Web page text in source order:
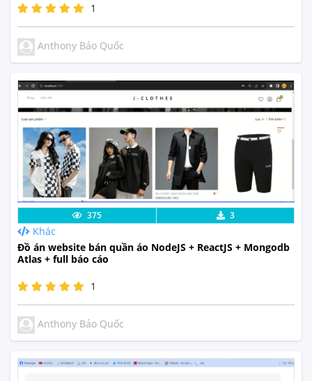
1
Anthony Bảo Quốc
Lưu code Xem Thực Tế
375 3
Khác
Đồ án website bán quần áo NodeJS + ReactJS + Mongodb
Atlas + full báo cáo
1
Anthony Bảo Quốc